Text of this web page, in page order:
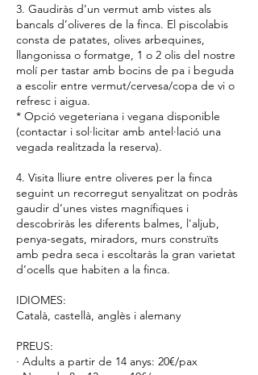
3. Gaudiràs d’un vermut amb vistes als
bancals d’oliveres de la finca. El piscolabis
consta de patates, olives arbequines,
llangonissa o formatge, 1 o 2 olis del nostre
molí per tastar amb bocins de pa i beguda
a escolir entre vermut/cervesa/copa de vi o
refresc i aigua.
* Opció vegeteriana i vegana disponible
(contactar i sol·licitar amb antel·lació una
vegada realitzada la reserva).
4. Visita lliure entre oliveres per la finca
seguint un recorregut senyalitzat on podràs
gaudir d’unes vistes magnífiques i
descobriràs les diferents balmes, l'aljub,
penya-segats, miradors, murs construïts
amb pedra seca i escoltaràs la gran varietat
d’ocells que habiten a la finca.
IDIOMES:
Català, castellà, anglès i alemany
PREUS:
· Adults a partir de 14 anys: 20€/pax